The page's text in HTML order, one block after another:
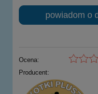
powiadom o
Ocena:
Producent: